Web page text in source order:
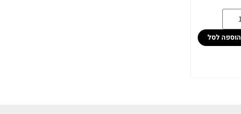
הוספה לסל